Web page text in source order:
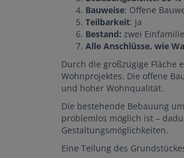
Bauweise: Offene
Teilbarkeit: Ja
Bestand: zwei
Alle Anschlüsse, wie
Durch die großzügige
Wohnprojektes. Die offene
und hoher Wohnqualität.
Die bestehende Bebauung
problemlos möglich ist –
Gestaltungsmöglichkeiten.
Eine Teilung des